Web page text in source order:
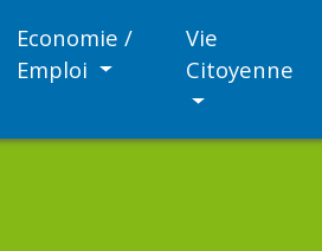
Economie /
Emploi
Vie
Citoyenne